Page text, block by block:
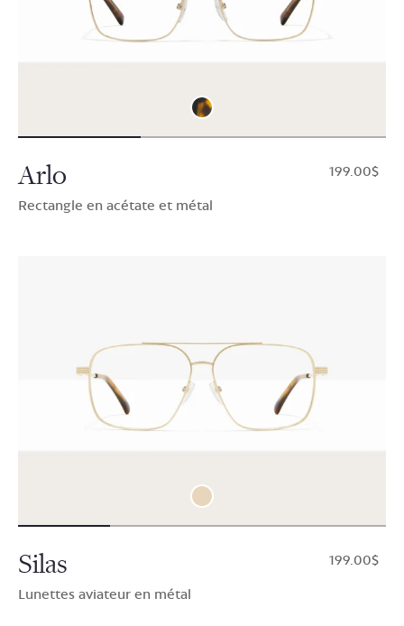
Arlo
Rectangle en acétate et métal
$199.00
Silas
Lunettes aviateur en métal
$199.00